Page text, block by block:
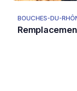
BOUCHES-DU-